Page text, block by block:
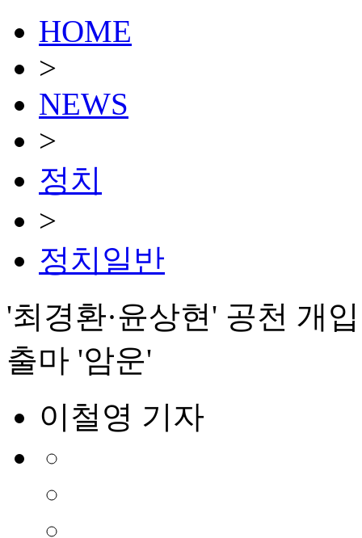
HOME
>
NEWS
>
정치
>
정치일반
'최경환·윤상현' 공천 개
출마 '암운'
이철영 기자